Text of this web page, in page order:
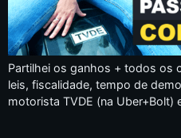
Partilhei os ganhos + todos os
leis, fiscalidade, tempo de
motorista TVDE (na Uber+Bolt)